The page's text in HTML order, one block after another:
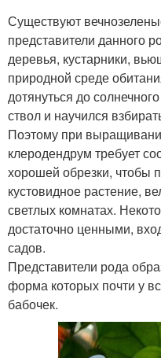
Существуют
представители данного
деревья, кустарники,
природной среде
дотянуться до
ствол и научился
Поэтому при
клеродендрум требует
хорошей обрезки, чтобы
кустовидное растение,
светлых комнатах.
достаточно ценными,
садов.
Представители рода
форма которых почти у
бабочек.